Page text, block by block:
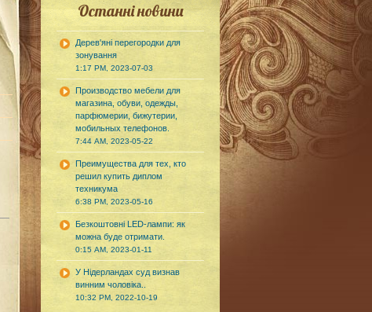
Останні новини
Дерев'яні перегородки для
зонування
1:17 PM, 2023-07-03
Производство мебели для
магазина, обуви, одежды,
парфюмерии, бижутерии,
мобильных телефонов.
7:44 AM, 2023-05-22
Преимущества для тех, кто
решил купить диплом
техникума
6:38 PM, 2023-05-16
Безкоштовні LED-лампи: як
можна буде отримати.
0:15 AM, 2023-01-11
У Нідерландах суд визнав
винним чоловіка..
10:32 PM, 2022-10-19